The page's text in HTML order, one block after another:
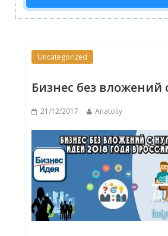
Uncategorized
Бизнес без вложений
21/12/2017 Anatoliy